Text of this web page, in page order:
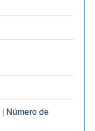
| Número de